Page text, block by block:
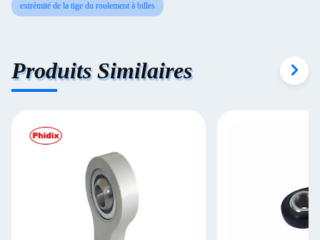
extrémité de la tige du roulement à billes
Produits Similaires